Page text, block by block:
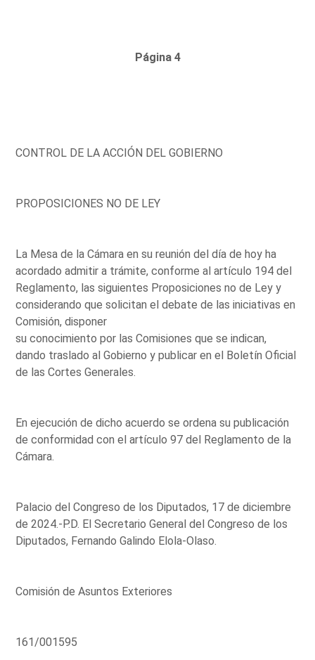
Página 4
CONTROL DE LA ACCIÓN DEL GOBIERNO
PROPOSICIONES NO DE LEY
La Mesa de la Cámara en su reunión del día de hoy ha
acordado admitir a trámite, conforme al artículo 194 del
Reglamento, las siguientes Proposiciones no de Ley y
considerando que solicitan el debate de las iniciativas en
Comisión, disponer
su conocimiento por las Comisiones que se indican,
dando traslado al Gobierno y publicar en el Boletín Oficial
de las Cortes Generales.
En ejecución de dicho acuerdo se ordena su publicación
de conformidad con el artículo 97 del Reglamento de la
Cámara.
Palacio del Congreso de los Diputados, 17 de diciembre
de 2024.-P.D. El Secretario General del Congreso de los
Diputados, Fernando Galindo Elola-Olaso.
Comisión de Asuntos Exteriores
161/001595